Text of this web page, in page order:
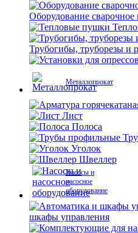
Оборудование
Трубогибы, труборезы и
Металлопрокат
Лист
Полоса
Уголок
Швеллер
Насосы и
насосное
оборудование
шкафы управления